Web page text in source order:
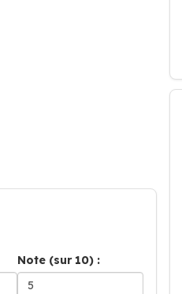
Note (sur 10) :